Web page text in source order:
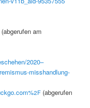
(abgerufen am
2020–
misshandlung-
2F (abgerufen